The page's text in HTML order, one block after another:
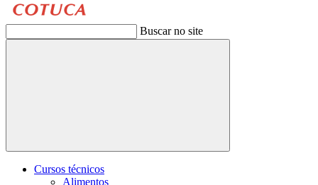
Buscar no site
Buscar
Cursos técnicos
Alimentos